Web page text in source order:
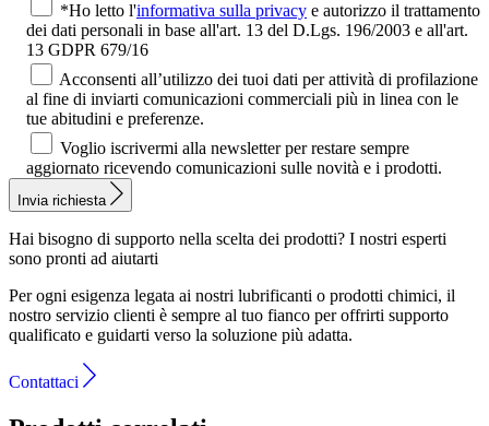
*Ho letto l'informativa sulla privacy e autorizzo il trattamento
dei dati personali in base all'art. 13 del D.Lgs. 196/2003 e all'art.
13 GDPR 679/16
Acconsenti all’utilizzo dei tuoi dati per attività di profilazione
al fine di inviarti comunicazioni commerciali più in linea con le
tue abitudini e preferenze.
Voglio iscrivermi alla newsletter per restare sempre
aggiornato ricevendo comunicazioni sulle novità e i prodotti.
Invia richiesta
Hai bisogno di supporto nella scelta dei prodotti? I nostri esperti
sono pronti ad aiutarti
Per ogni esigenza legata ai nostri lubrificanti o prodotti chimici, il
nostro servizio clienti è sempre al tuo fianco per offrirti supporto
qualificato e guidarti verso la soluzione più adatta.
Contattaci